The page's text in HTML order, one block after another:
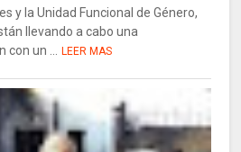
y la Unidad Funcional de Género,
llevando a cabo una
un ...
LEER MAS